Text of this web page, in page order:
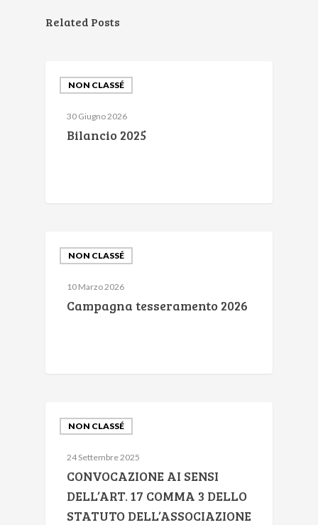
Related Posts
NON CLASSÉ
30 Giugno 2026
Bilancio 2025
NON CLASSÉ
10 Marzo 2026
Campagna tesseramento 2026
NON CLASSÉ
24 Settembre 2025
CONVOCAZIONE AI SENSI
DELL’ART. 17 COMMA 3 DELLO
STATUTO DELL’ASSOCIAZIONE